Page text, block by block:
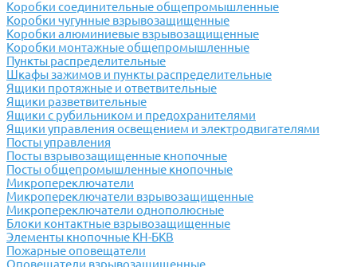
Коробки соединительные общепромышленные
Коробки чугунные взрывозащищенные
Коробки алюминиевые взрывозащищенные
Коробки монтажные общепромышленные
Пункты распределительные
Шкафы зажимов и пункты распределительные
Ящики протяжные и ответвительные
Ящики разветвительные
Ящики с рубильником и предохранителями
Ящики управления освещением и электродвигателями
Посты управления
Посты взрывозащищенные кнопочные
Посты общепромышленные кнопочные
Микропереключатели
Микропереключатели взрывозащищенные
Микропереключатели однополюсные
Блоки контактные взрывозащищенные
Элементы кнопочные КН-БКВ
Пожарные оповещатели
Оповещатели взрывозащищенные